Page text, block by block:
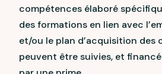
compétences élaboré
des formations en lien avec
et/ou le plan d’acquisition des
peuvent être suivies, et